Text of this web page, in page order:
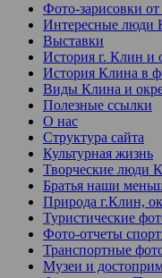
Фото-зарисовки
Интересные люди
Выставки
История г. Клин и
История Клина в
Виды Клина и
Полезные ссылки
О нас
Структура сайта
Культурная жизнь
Творческие люди
Братья наши
Природа г.Клин,
Туристические
Фото-отчеты
Транспортные
Музеи и